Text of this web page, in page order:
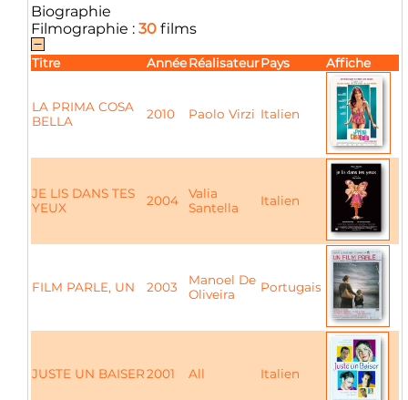
Biographie
Filmographie : 30 films
Titre AnnéeRéalisateurPays Affiche
LA PRIMA COSA
BELLA
2010 Paolo Virzi Italien
JE LIS DANS TES
YEUX
2004
Valia
Santella
Italien
FILM PARLE, UN 2003
Manoel De
Oliveira
Portugais
JUSTE UN BAISER2001 All Italien